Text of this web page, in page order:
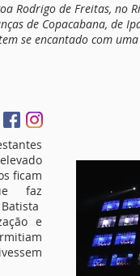
Rodrigo de Freitas,
de Copacabana, de
se encantado com
ficam
faz
e